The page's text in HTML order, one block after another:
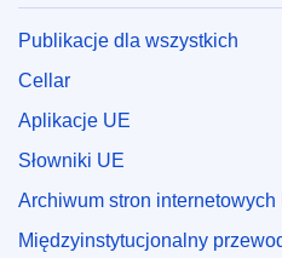
Publikacje dla wszystkich
Cellar
Aplikacje UE
Słowniki UE
Archiwum stron internetowych
Międzyinstytucjonalny